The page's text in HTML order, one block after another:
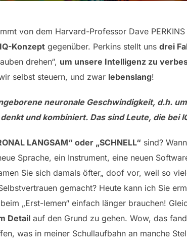
von dem Harvard-Professor Dave
IQ-Konzept gegenüber. Perkins stellt uns drei
drehen“, um unsere Intelligenz zu
selbst steuern, und zwar lebenslang!
neuronale Geschwindigkeit, d.h.
und kombiniert. Das sind Leute, die bei
LANGSAM“ oder „SCHNELL“ sind?
Sprache, ein Instrument, eine neuen
Sie sich damals öfter„ doof vor, weil so
gemacht? Heute kann ich Sie
„Erst-lemen“ einfach länger brauchen!
Detail auf den Grund zu gehen. Wow, das
was in meiner Schullaufbahn an manche